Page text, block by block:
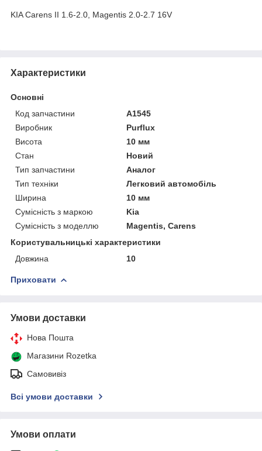
KIA Carens II 1.6-2.0, Magentis 2.0-2.7 16V
Характеристики
Основні
Код запчастини
A1545
Виробник
Purflux
Висота
10 мм
Стан
Новий
Тип запчастини
Аналог
Тип техніки
Легковий автомобіль
Ширина
10 мм
Сумісність з маркою
Kia
Сумісність з моделлю
Magentis, Carens
Користувальницькі характеристики
Довжина
10
Приховати
Умови доставки
Нова Пошта
Магазини Rozetka
Самовивіз
Всі умови доставки
Умови оплати